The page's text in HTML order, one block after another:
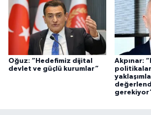
Oğuz: “Hedefimiz dijital
devlet ve güçlü kurumlar”
Akpınar: